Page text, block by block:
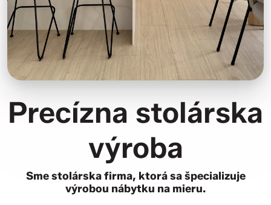
Precízna stolárska
výroba
Sme stolárska firma, ktorá sa špecializuje
výrobou nábytku na mieru.